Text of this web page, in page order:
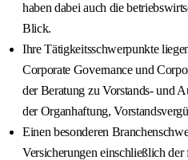
haben dabei auch die
Blick.
Ihre Tätigkeitsschwerpunkte
Corporate Governance und
der Beratung zu Vorstands- und
der Organhaftung,
Einen besonderen
Versicherungen einschließlich der